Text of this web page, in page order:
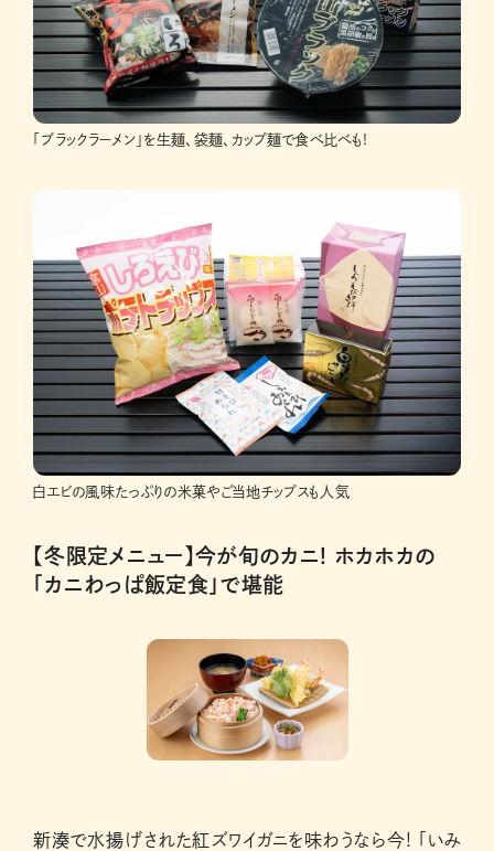
「ブラックラーメン」を生麺、袋麺、カップ麺で食べ比べも!
白エビの風味たっぷりの米菓やご当地チップスも人気
【冬限定メニュー】今が旬のカニ! ホカホカの
「カニわっぱ飯定食」で堪能
新湊で水揚げされた紅ズワイガニを味わうなら今! 「いみ